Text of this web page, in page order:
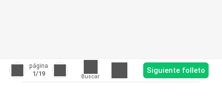
página
1/19 Buscar
Siguiente folleto